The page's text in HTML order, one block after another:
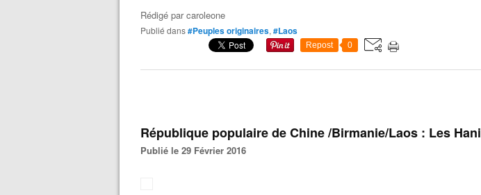
Rédigé parcaroleone
Publié dans#Peuples originaires, #Laos
Repost 0
République populaire de Chine /Birmanie/Laos : Les Hani
Publié le 29 Février 2016